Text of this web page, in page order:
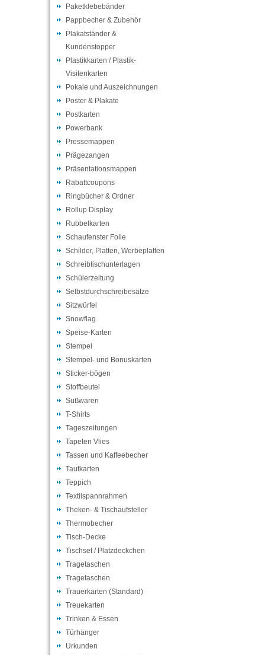
Paketklebebänder
Pappbecher & Zubehör
Plakatständer &
Kundenstopper
Plastikkarten / Plastik-
Visitenkarten
Pokale und Auszeichnungen
Poster & Plakate
Postkarten
Powerbank
Pressemappen
Prägezangen
Präsentationsmappen
Rabattcoupons
Ringbücher & Ordner
Rollup Display
Rubbelkarten
Schaufenster Folie
Schilder, Platten, Werbeplatten
Schreibtischunterlagen
Schülerzeitung
Selbstdurchschreibesätze
Sitzwürfel
Snowflag
Speise-Karten
Stempel
Stempel- und Bonuskarten
Sticker-bögen
Stoffbeutel
Süßwaren
T-Shirts
Tageszeitungen
Tapeten Vlies
Tassen und Kaffeebecher
Taufkarten
Teppich
Textilspannrahmen
Theken- & Tischaufsteller
Thermobecher
Tisch-Decke
Tischset / Platzdeckchen
Tragetaschen
Tragetaschen
Trauerkarten (Standard)
Treuekarten
Trinken & Essen
Türhänger
Urkunden